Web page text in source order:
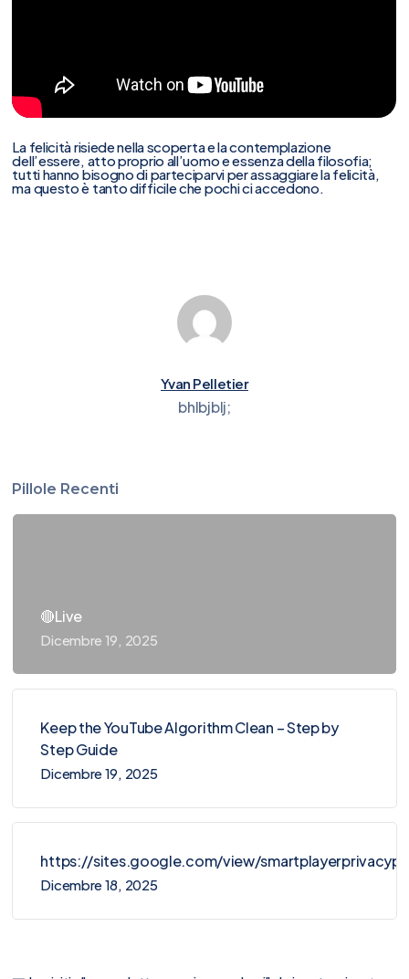
La felicità risiede nella scoperta e la contemplazione
dell’essere, atto proprio all’uomo e essenza della filosofia;
tutti hanno bisogno di parteciparvi per assaggiare la felicità,
ma questo è tanto difficile che pochi ci accedono.
Yvan Pelletier
bhlbjblj;
Pillole Recenti
🔴Live
Dicembre 19, 2025
Keep the YouTube Algorithm Clean – Step by
Step Guide
Dicembre 19, 2025
https://sites.google.com/view/
Dicembre 18, 2025